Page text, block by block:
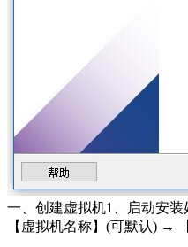
一、创建虚拟机1、启动安
【虚拟机名称】(可默认) →